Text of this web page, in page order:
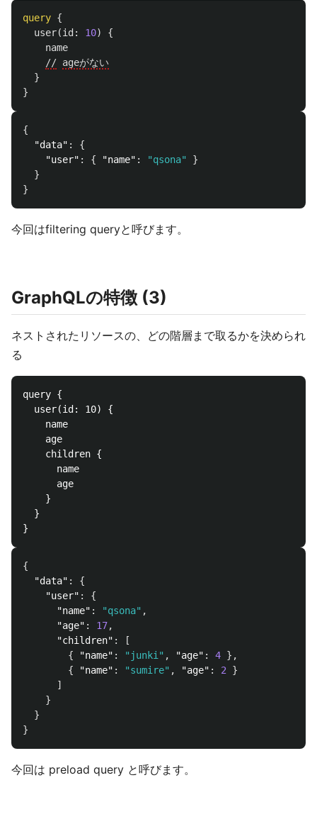
query {
user(id : 10)
{
name
// ageがない
}
}
{
"data" :
{
"user" : { "name" : "qsona"
}
}
}
今回はfiltering queryと呼びます。
GraphQLの特徴 (3)
ネストされたリソースの、どの階層まで取るかを決められ
る
query {
  user(id: 10) {
    name
    age
    children {
      name
      age
    }
  }
{
"data" :
{
"user" :
{
"name" : "qsona" ,
"age" : 17,
"children" :
[
{
"name" : "junki" , "age" : 4 },
{
"name" : "sumire" , "age" : 2
}
]
}
}
}
今回は preload query と呼びます。